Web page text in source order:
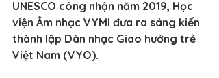
UNESCO công nhận năm 2019, Học
viện Âm nhạc VYMI đưa ra sáng kiến
thành lập Dàn nhạc Giao hưởng trẻ
Việt Nam (VYO).